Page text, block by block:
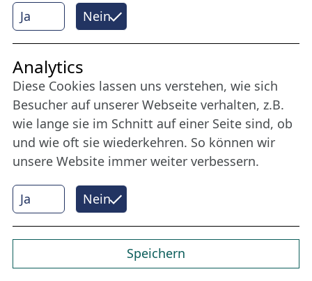
LIVESHOW: Take Off Sound
Deutschland 2023, 42 Min.
Regie: Tomoko Nakasato, Ectoplastic Lab
Lübeck in alten
Amateurfilmen 1929–1989 |
Lübeck Home Movies 1929–
1989
Deutschland , 90 Min., dt. OF
Regie: C. Cay Wesnigk
Ja Nein
Ja Nein
Analytics
Diese Cookies lassen uns verstehen, wie sich
Besucher auf unserer Webseite verhalten, z.B.
wie lange sie im Schnitt auf einer Seite sind, ob
und wie oft sie wiederkehren. So können wir
unsere Website immer weiter verbessern.
Speichern